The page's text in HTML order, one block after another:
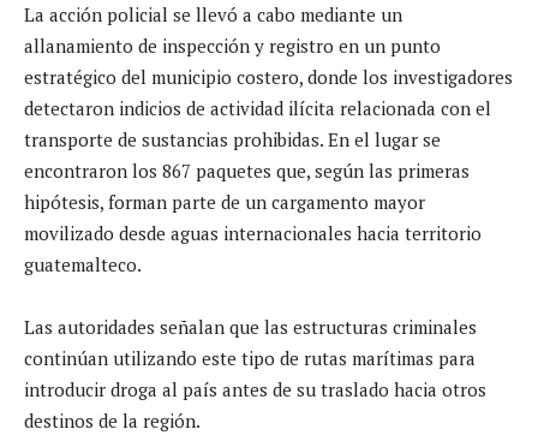
La acción policial se llevó a cabo mediante un
allanamiento de inspección y registro en un punto
estratégico del municipio costero, donde los investigadores
detectaron indicios de actividad ilícita relacionada con el
transporte de sustancias prohibidas. En el lugar se
encontraron los 867 paquetes que, según las primeras
hipótesis, forman parte de un cargamento mayor
movilizado desde aguas internacionales hacia territorio
guatemalteco.
Las autoridades señalan que las estructuras criminales
continúan utilizando este tipo de rutas marítimas para
introducir droga al país antes de su traslado hacia otros
destinos de la región.